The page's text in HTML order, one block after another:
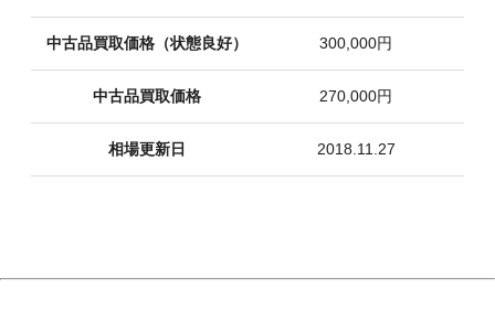
中古品買取価格（状態良好） 300,000円
中古品買取価格 270,000円
相場更新日 2018.11.27